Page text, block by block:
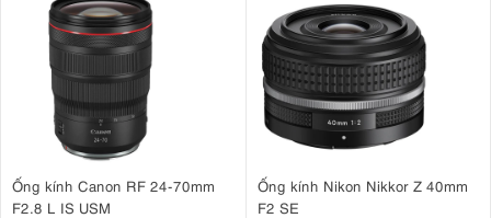
Ống kính Canon RF 24-70mm
F2.8 L IS USM
Ống kính Nikon Nikkor Z 40mm
F2 SE